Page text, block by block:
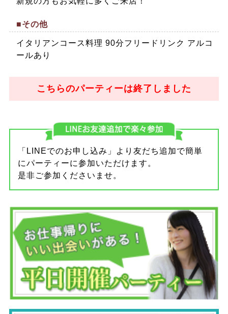
■その他
イタリアンコース料理 90分フリードリンク アルコ
ールあり
こちらのパーティーは終了しました
「LINEでのお申し込み」より友だち追加で簡単
にパーティーに参加いただけます。
是非ご参加くださいませ。